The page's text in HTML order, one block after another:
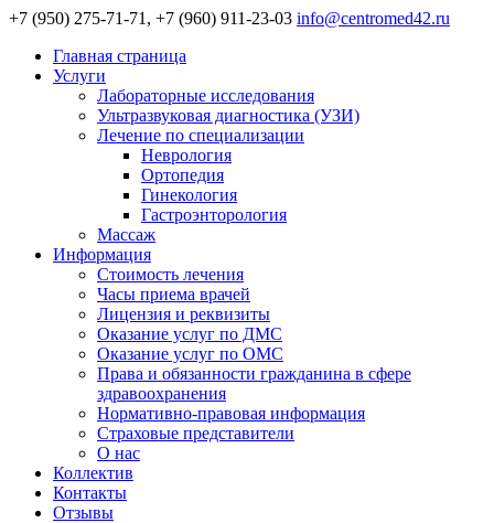
+7 (950) 275-71-71, +7 (960) 911-23-03 info@centromed42.ru
Главная страница
Услуги
Лабораторные исследования
Ультразвуковая диагностика (УЗИ)
Лечение по специализации
Неврология
Ортопедия
Гинекология
Гастроэнторология
Массаж
Информация
Стоимость лечения
Часы приема врачей
Лицензия и реквизиты
Оказание услуг по ДМС
Оказание услуг по ОМС
Права и обязанности гражданина в сфере
здравоохранения
Нормативно-правовая информация
Страховые представители
О нас
Коллектив
Контакты
Отзывы